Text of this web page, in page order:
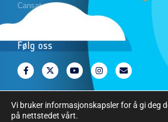
Cansat
Følg oss
Vi bruker informasjonskapsler for å gi deg
på nettstedet vårt.